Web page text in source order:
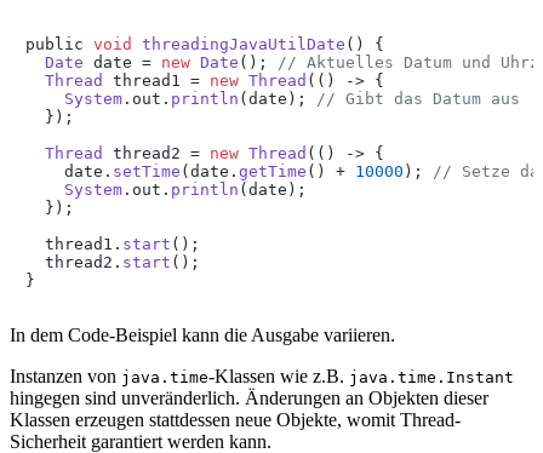
public void threadingJavaUtilDate ( ) {
Date date = new Date ();
// Aktuelles Datum und
Thread
thread1 = new Thread (() -> {
System . out . println (date);
// Gibt das Datum aus
  });
Thread
thread2 = new Thread (() -> {
    date.
setTime (date. getTime () + 10000 );
// Setze
System . out . println (date);
  });
  thread1.
start ();
  thread2.
start ();
}
In dem Code-Beispiel kann die Ausgabe variieren.
Instanzen von java.time-Klassen wie z.B. java.time.Instant
hingegen sind unveränderlich. Änderungen an Objekten dieser
Klassen erzeugen stattdessen neue Objekte, womit Thread-
Sicherheit garantiert werden kann.